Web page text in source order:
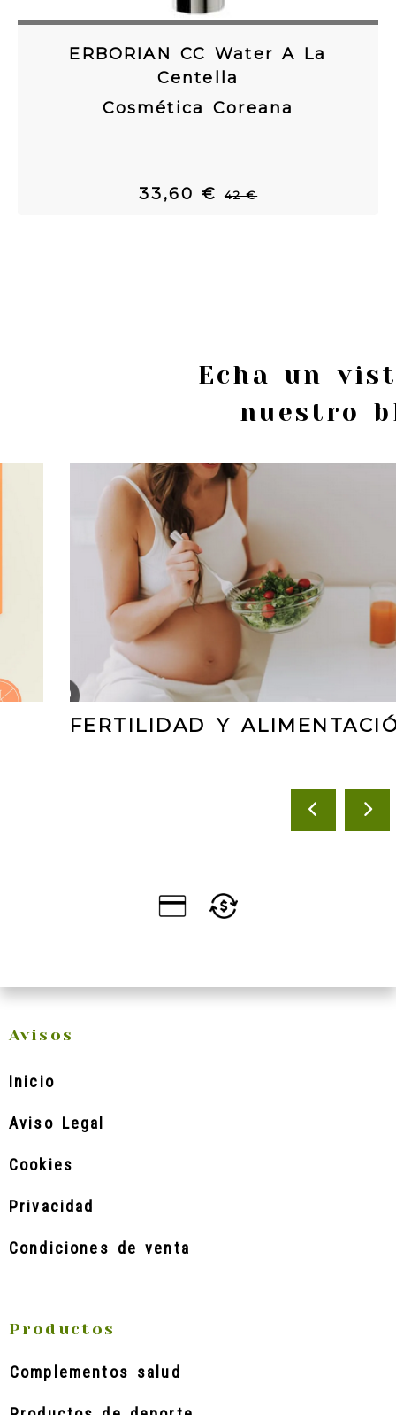
ERBORIAN CC Water A La
Centella
Cosmética Coreana
33,60 €42 €
Echa un
nuestro
FERTILIDAD Y
Avisos
Inicio
Aviso Legal
Cookies
Privacidad
Condiciones de venta
Productos
Complementos salud